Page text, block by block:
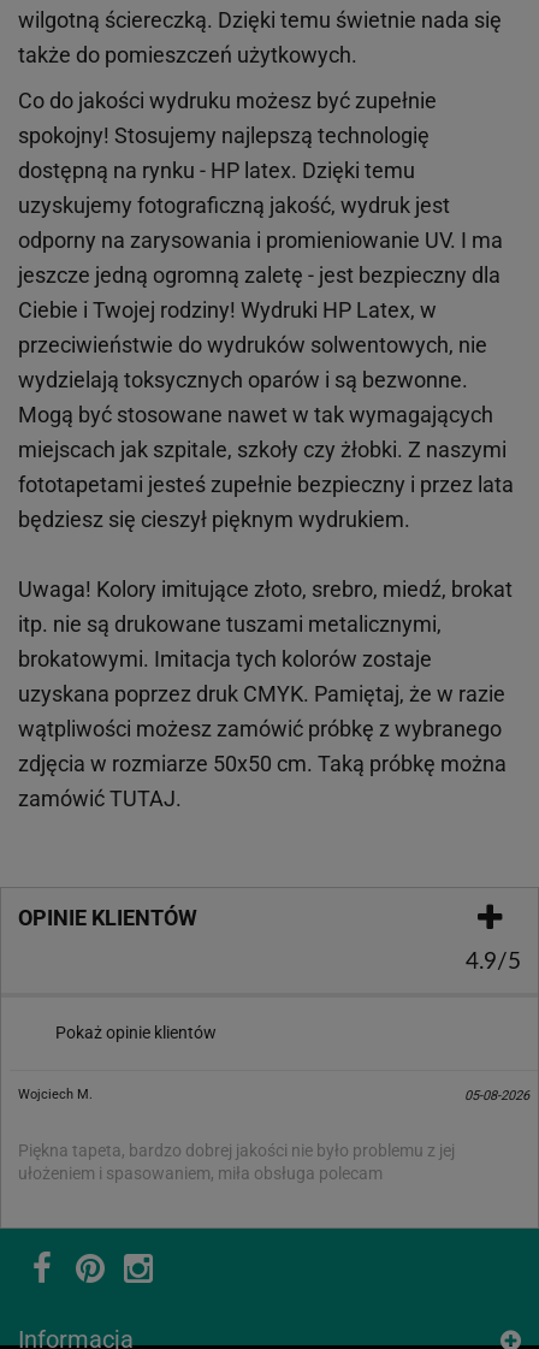
wilgotną ściereczką. Dzięki temu świetnie nada się
także do pomieszczeń użytkowych.
Co do jakości wydruku możesz być zupełnie
spokojny! Stosujemy najlepszą technologię
dostępną na rynku - HP latex. Dzięki temu
uzyskujemy fotograficzną jakość, wydruk jest
odporny na zarysowania i promieniowanie UV. I ma
jeszcze jedną ogromną zaletę - jest bezpieczny dla
Ciebie i Twojej rodziny! Wydruki HP Latex, w
przeciwieństwie do wydruków solwentowych, nie
wydzielają toksycznych oparów i są bezwonne.
Mogą być stosowane nawet w tak wymagających
miejscach jak szpitale, szkoły czy żłobki. Z naszymi
fototapetami jesteś zupełnie bezpieczny i przez lata
będziesz się cieszył pięknym wydrukiem.
Uwaga! Kolory imitujące złoto, srebro, miedź, brokat
itp. nie są drukowane tuszami metalicznymi,
brokatowymi. Imitacja tych kolorów zostaje
uzyskana poprzez druk CMYK. Pamiętaj, że w razie
wątpliwości możesz zamówić próbkę z wybranego
zdjęcia w rozmiarze 50x50 cm. Taką próbkę można
zamówićTUTAJ.
OPINIE KLIENTÓW
4.9/5
Pokaż opinie klientów
Wojciech M. 05-08-2026
Piękna tapeta, bardzo dobrej jakości nie było problemu z jej
ułożeniem i spasowaniem, miła obsługa polecam
Informacja